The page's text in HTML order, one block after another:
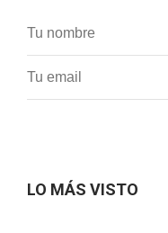
LO MÁS VISTO